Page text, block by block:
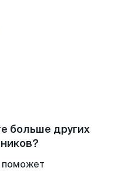
больше других
поможет